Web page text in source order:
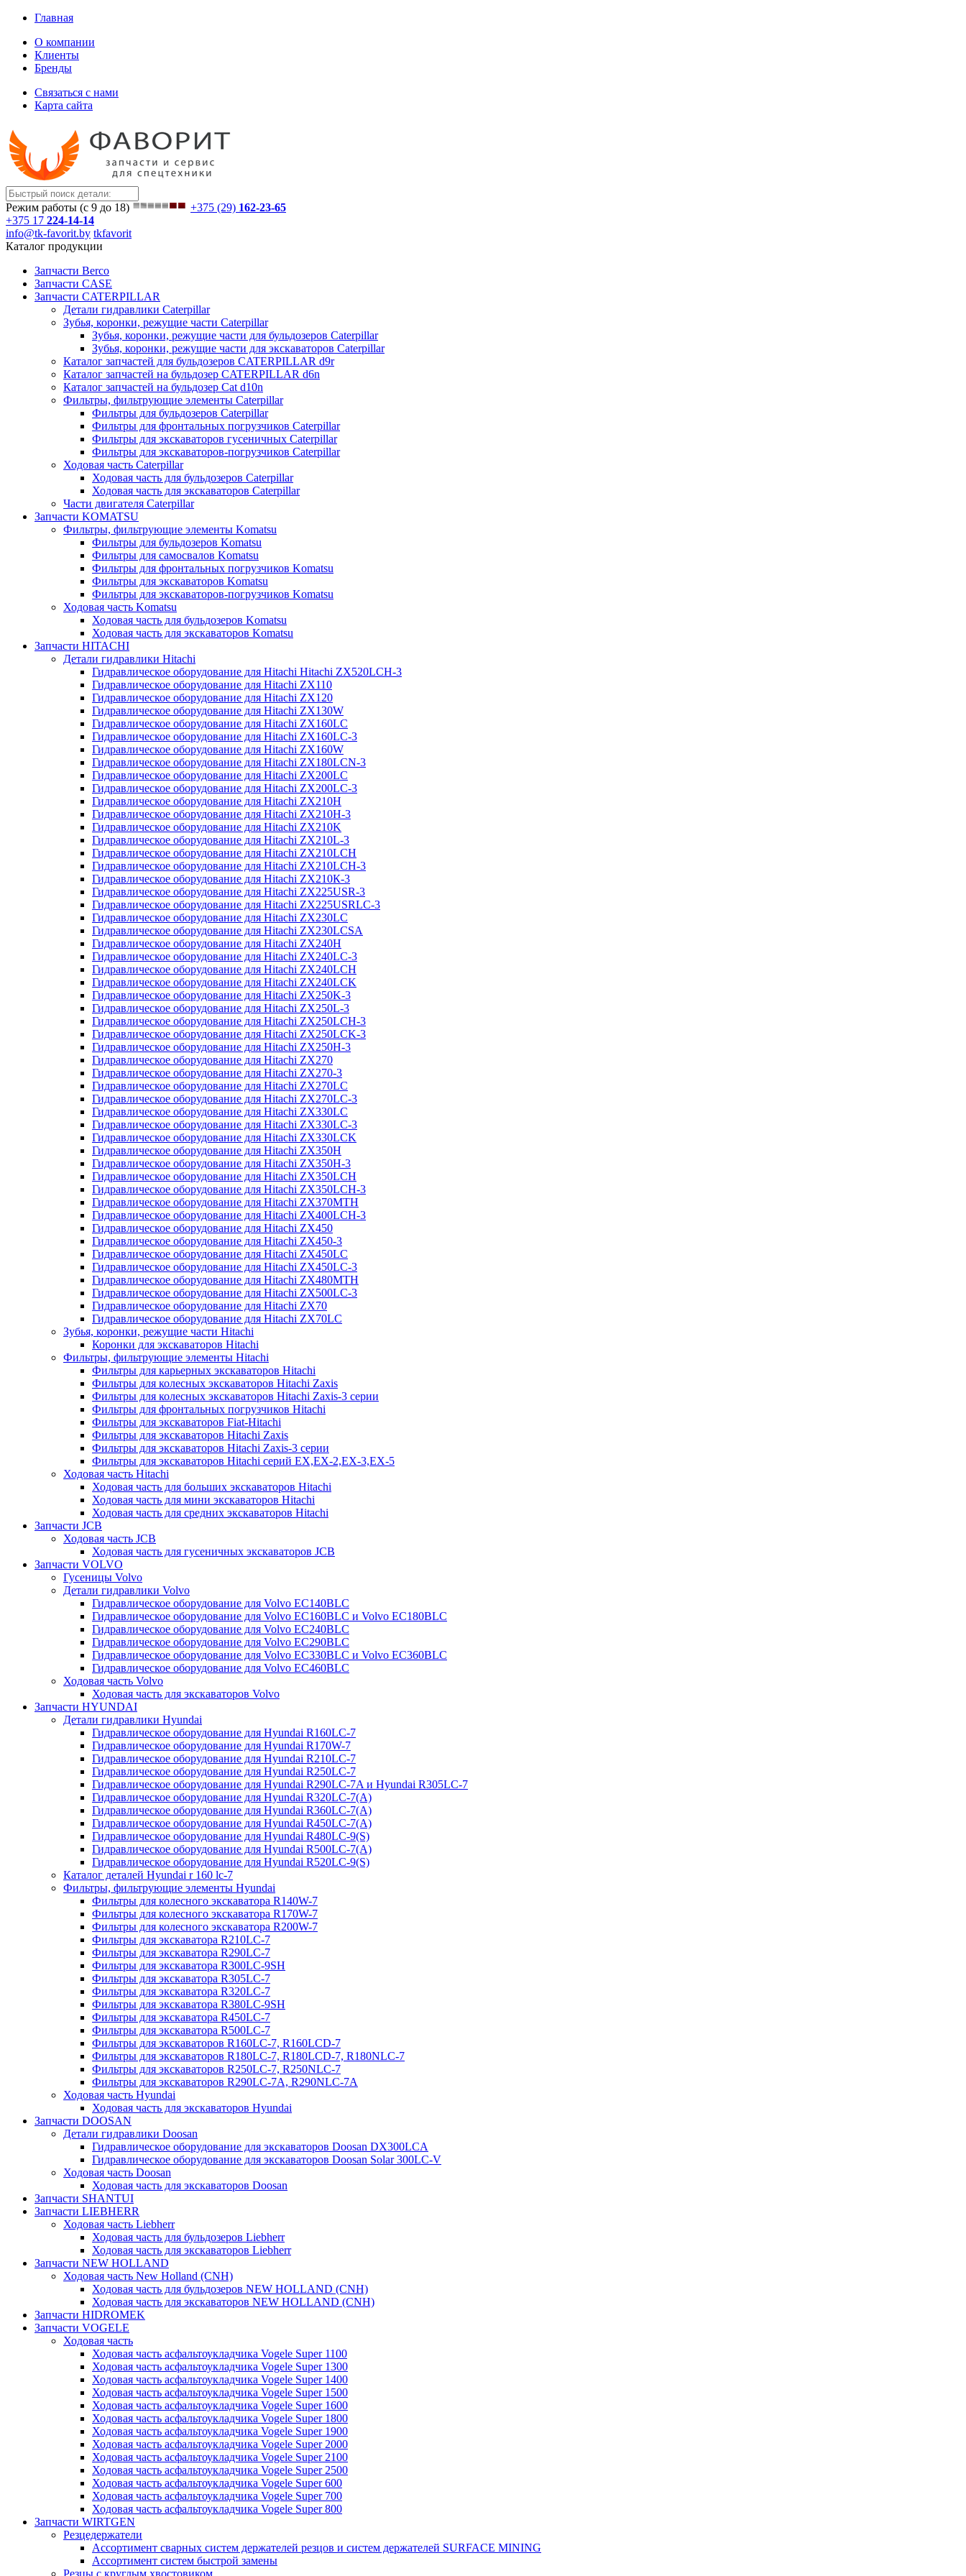
Главная
О компании
Клиенты
Бренды
Связаться с нами
Карта сайта
Режим работы (с 9 до 18) +375 (29) 162-23-65
+375 17 224-14-14
info@tk-favorit.by tkfavorit
Каталог продукции
Запчасти Berco
Запчасти CASE
Запчасти CATERPILLAR
Детали гидравлики Caterpillar
Зубья, коронки, режущие части Caterpillar
Зубья, коронки, режущие части для бульдозеров Caterpillar
Зубья, коронки, режущие части для экскаваторов Caterpillar
Каталог запчастей для бульдозеров CATERPILLAR d9r
Каталог запчастей на бульдозер CATERPILLAR d6n
Каталог запчастей на бульдозер Сat d10n
Фильтры, фильтрующие элементы Caterpillar
Фильтры для бульдозеров Caterpillar
Фильтры для фронтальных погрузчиков Caterpillar
Фильтры для экскаваторов гусеничных Caterpillar
Фильтры для экскаваторов-погрузчиков Caterpillar
Ходовая часть Caterpillar
Ходовая часть для бульдозеров Caterpillar
Ходовая часть для экскаваторов Caterpillar
Части двигателя Caterpillar
Запчасти KOMATSU
Фильтры, фильтрующие элементы Komatsu
Фильтры для бульдозеров Komatsu
Фильтры для самосвалов Komatsu
Фильтры для фронтальных погрузчиков Komatsu
Фильтры для экскаваторов Komatsu
Фильтры для экскаваторов-погрузчиков Komatsu
Ходовая часть Komatsu
Ходовая часть для бульдозеров Komatsu
Ходовая часть для экскаваторов Komatsu
Запчасти HITACHI
Детали гидравлики Hitachi
Гидравлическое оборудование для Hitachi Hitachi ZX520LCH-3
Гидравлическое оборудование для Hitachi ZX110
Гидравлическое оборудование для Hitachi ZX120
Гидравлическое оборудование для Hitachi ZX130W
Гидравлическое оборудование для Hitachi ZX160LC
Гидравлическое оборудование для Hitachi ZX160LC-3
Гидравлическое оборудование для Hitachi ZX160W
Гидравлическое оборудование для Hitachi ZX180LCN-3
Гидравлическое оборудование для Hitachi ZX200LC
Гидравлическое оборудование для Hitachi ZX200LC-3
Гидравлическое оборудование для Hitachi ZX210H
Гидравлическое оборудование для Hitachi ZX210H-3
Гидравлическое оборудование для Hitachi ZX210K
Гидравлическое оборудование для Hitachi ZX210L-3
Гидравлическое оборудование для Hitachi ZX210LCH
Гидравлическое оборудование для Hitachi ZX210LCH-3
Гидравлическое оборудование для Hitachi ZX210К-3
Гидравлическое оборудование для Hitachi ZX225USR-3
Гидравлическое оборудование для Hitachi ZX225USRLC-3
Гидравлическое оборудование для Hitachi ZX230LC
Гидравлическое оборудование для Hitachi ZX230LCSA
Гидравлическое оборудование для Hitachi ZX240H
Гидравлическое оборудование для Hitachi ZX240LC-3
Гидравлическое оборудование для Hitachi ZX240LCH
Гидравлическое оборудование для Hitachi ZX240LCK
Гидравлическое оборудование для Hitachi ZX250K-3
Гидравлическое оборудование для Hitachi ZX250L-3
Гидравлическое оборудование для Hitachi ZX250LCH-3
Гидравлическое оборудование для Hitachi ZX250LCK-3
Гидравлическое оборудование для Hitachi ZX250Н-3
Гидравлическое оборудование для Hitachi ZX270
Гидравлическое оборудование для Hitachi ZX270-3
Гидравлическое оборудование для Hitachi ZX270LC
Гидравлическое оборудование для Hitachi ZX270LC-3
Гидравлическое оборудование для Hitachi ZX330LC
Гидравлическое оборудование для Hitachi ZX330LC-3
Гидравлическое оборудование для Hitachi ZX330LCK
Гидравлическое оборудование для Hitachi ZX350H
Гидравлическое оборудование для Hitachi ZX350H-3
Гидравлическое оборудование для Hitachi ZX350LCH
Гидравлическое оборудование для Hitachi ZX350LCH-3
Гидравлическое оборудование для Hitachi ZX370MTH
Гидравлическое оборудование для Hitachi ZX400LCH-3
Гидравлическое оборудование для Hitachi ZX450
Гидравлическое оборудование для Hitachi ZX450-3
Гидравлическое оборудование для Hitachi ZX450LC
Гидравлическое оборудование для Hitachi ZX450LC-3
Гидравлическое оборудование для Hitachi ZX480MTH
Гидравлическое оборудование для Hitachi ZX500LC-3
Гидравлическое оборудование для Hitachi ZX70
Гидравлическое оборудование для Hitachi ZX70LC
Зубья, коронки, режущие части Hitachi
Коронки для экскаваторов Hitachi
Фильтры, фильтрующие элементы Hitachi
Фильтры для карьерных экскаваторов Hitachi
Фильтры для колесных экскаваторов Hitachi Zaxis
Фильтры для колесных экскаваторов Hitachi Zaxis-3 серии
Фильтры для фронтальных погрузчиков Hitachi
Фильтры для экскаваторов Fiat-Hitachi
Фильтры для экскаваторов Hitachi Zaxis
Фильтры для экскаваторов Hitachi Zaxis-3 серии
Фильтры для экскаваторов Hitachi серий EX,EX-2,EX-3,EX-5
Ходовая часть Hitachi
Ходовая часть для больших экскаваторов Hitachi
Ходовая часть для мини экскаваторов Hitachi
Ходовая часть для средних экскаваторов Hitachi
Запчасти JCB
Ходовая часть JCB
Ходовая часть для гусеничных экскаваторов JCB
Запчасти VOLVO
Гусеницы Volvo
Детали гидравлики Volvo
Гидравлическое оборудование для Volvo EC140BLC
Гидравлическое оборудование для Volvo EC160BLC и Volvo EC180BLC
Гидравлическое оборудование для Volvo EC240BLC
Гидравлическое оборудование для Volvo EC290BLC
Гидравлическое оборудование для Volvo EC330BLC и Volvo EC360BLC
Гидравлическое оборудование для Volvo EC460BLC
Ходовая часть Volvo
Ходовая часть для экскаваторов Volvo
Запчасти HYUNDAI
Детали гидравлики Hyundai
Гидравлическое оборудование для Hyundai R160LC-7
Гидравлическое оборудование для Hyundai R170W-7
Гидравлическое оборудование для Hyundai R210LC-7
Гидравлическое оборудование для Hyundai R250LC-7
Гидравлическое оборудование для Hyundai R290LC-7A и Hyundai R305LC-7
Гидравлическое оборудование для Hyundai R320LC-7(A)
Гидравлическое оборудование для Hyundai R360LC-7(A)
Гидравлическое оборудование для Hyundai R450LC-7(A)
Гидравлическое оборудование для Hyundai R480LC-9(S)
Гидравлическое оборудование для Hyundai R500LC-7(A)
Гидравлическое оборудование для Hyundai R520LC-9(S)
Каталог деталей Hyundai r 160 lc-7
Фильтры, фильтрующие элементы Hyundai
Фильтры для колесного экскаватора R140W-7
Фильтры для колесного экскаватора R170W-7
Фильтры для колесного экскаватора R200W-7
Фильтры для экскаватора R210LC-7
Фильтры для экскаватора R290LC-7
Фильтры для экскаватора R300LC-9SH
Фильтры для экскаватора R305LC-7
Фильтры для экскаватора R320LC-7
Фильтры для экскаватора R380LC-9SH
Фильтры для экскаватора R450LC-7
Фильтры для экскаватора R500LC-7
Фильтры для экскаваторов R160LC-7, R160LCD-7
Фильтры для экскаваторов R180LC-7, R180LCD-7, R180NLC-7
Фильтры для экскаваторов R250LC-7, R250NLC-7
Фильтры для экскаваторов R290LC-7A, R290NLC-7A
Ходовая часть Hyundai
Ходовая часть для экскаваторов Hyundai
Запчасти DOOSAN
Детали гидравлики Doosan
Гидравлическое оборудование для экскаваторов Doosan DX300LCA
Гидравлическое оборудование для экскаваторов Doosan Solar 300LC-V
Ходовая часть Doosan
Ходовая часть для экскаваторов Doosan
Запчасти SHANTUI
Запчасти LIEBHERR
Ходовая часть Liebherr
Ходовая часть для бульдозеров Liebherr
Ходовая часть для экскаваторов Liebherr
Запчасти NEW HOLLAND
Ходовая часть New Holland (CNH)
Ходовая часть для бульдозеров NEW HOLLAND (CNH)
Ходовая часть для экскаваторов NEW HOLLAND (CNH)
Запчасти HIDROMEK
Запчасти VOGELE
Ходовая часть
Ходовая часть асфальтоукладчика Vogele Super 1100
Ходовая часть асфальтоукладчика Vogele Super 1300
Ходовая часть асфальтоукладчика Vogele Super 1400
Ходовая часть асфальтоукладчика Vogele Super 1500
Ходовая часть асфальтоукладчика Vogele Super 1600
Ходовая часть асфальтоукладчика Vogele Super 1800
Ходовая часть асфальтоукладчика Vogele Super 1900
Ходовая часть асфальтоукладчика Vogele Super 2000
Ходовая часть асфальтоукладчика Vogele Super 2100
Ходовая часть асфальтоукладчика Vogele Super 2500
Ходовая часть асфальтоукладчика Vogele Super 600
Ходовая часть асфальтоукладчика Vogele Super 700
Ходовая часть асфальтоукладчика Vogele Super 800
Запчасти WIRTGEN
Резцедержатели
Ассортимент сварных систем держателей резцов и систем держателей SURFACE MINING
Ассортимент систем быстрой замены
Резцы с круглым хвостовиком